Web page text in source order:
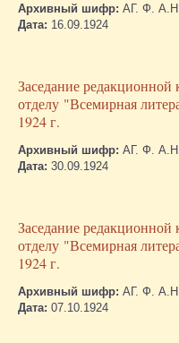
Архивный шифр: АГ. Ф.
Дата: 16.09.1924
Заседание редакционной
отделу "Всемирная
1924 г.
Архивный шифр: АГ. Ф.
Дата: 30.09.1924
Заседание редакционной
отделу "Всемирная
1924 г.
Архивный шифр: АГ. Ф.
Дата: 07.10.1924